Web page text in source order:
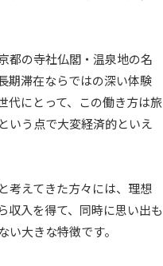
都の寺社仏閣・温泉地の名
期滞在ならではの深い体験
代にとって、この働き方は旅
いう点で大変経済的といえ
考えてきた方々には、理想
収入を得て、同時に思い出も
大きな特徴です。